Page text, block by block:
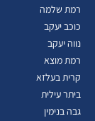
רמת שלמה
כוכב יעקב
נווה יעקב
רמת מוצא
קרית בעלזא
ביתר עילית
גבה בנימין